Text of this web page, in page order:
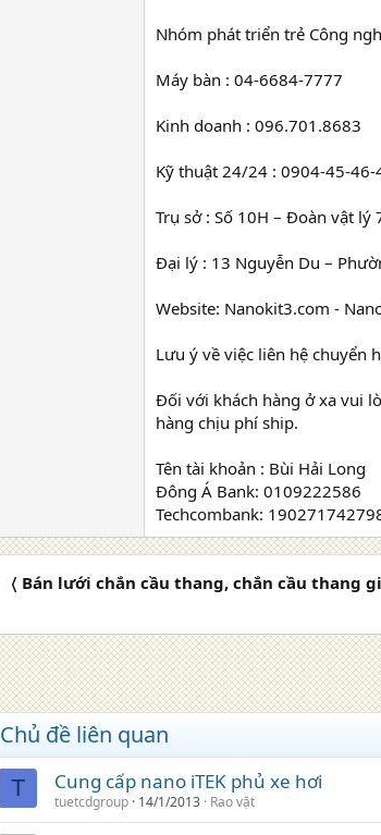
Nhóm phát triển trẻ Công
Máy bàn : 04-6684-7777
Kinh doanh : 096.701.8683
Kỹ thuật 24/24 : 0904-45-46-
Trụ sở : Số 10H – Đoàn vật lý
Đại lý : 13 Nguyễn Du –
Website: Nanokit3.com -
Lưu ý về việc liên hệ chuyển
Đối với khách hàng ở xa vui
hàng chịu phí ship.
Tên tài khoản : Bùi Hải Long
Đông Á Bank: 0109222586
Techcombank:
〈 Bán lưới chắn cầu thang, chắn cầu thang
Chủ đề liên quan
T Cung cấp nano iTEK phủ xe hơi
tuetcdgroup 14/1/2013 Rao vặt